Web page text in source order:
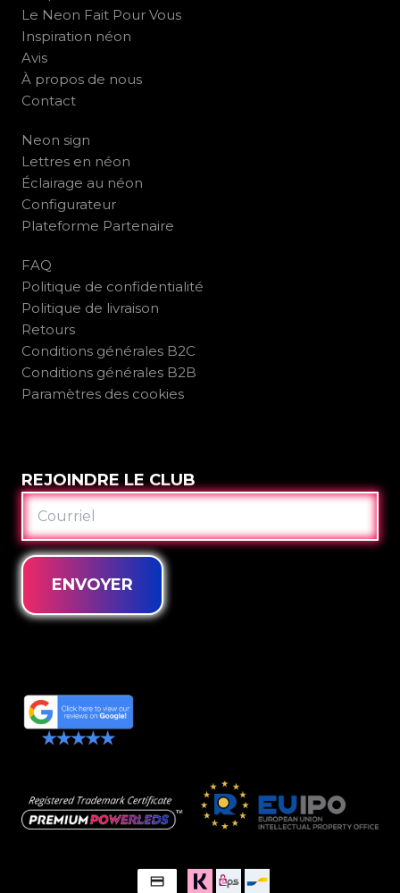
Le Neon Fait Pour Vous
Inspiration néon
Avis
À propos de nous
Contact
Neon sign
Lettres en néon
Éclairage au néon
Configurateur
Plateforme Partenaire
FAQ
Politique de confidentialité
Politique de livraison
Retours
Conditions générales B2C
Conditions générales B2B
Paramètres des cookies
REJOINDRE LE CLUB
COURRIEL
ENVOYER